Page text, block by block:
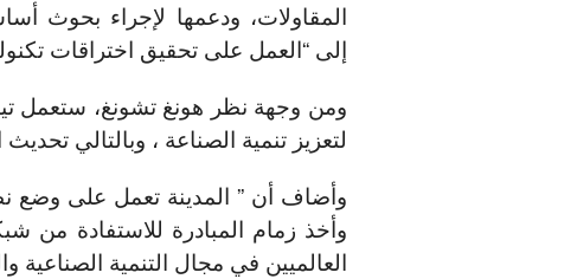
المقاولات، ودعمها لإجراء بحوث
إلى “العمل على تحقيق اختراقات
ومن وجهة نظر هونغ تشونغ، ستعمل
لتعزيز تنمية الصناعة ، وبالتالي
وأضاف أن ” المدينة تعمل على وضع
وأخذ زمام المبادرة للاستفادة من
العالميين في مجال التنمية الصناعية